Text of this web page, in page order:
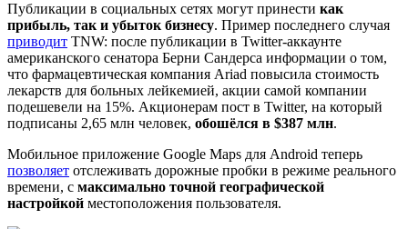
Публикации в социальных сетях могут принести как
прибыль, так и убыток бизнесу. Пример последнего случая
приводит TNW: после публикации в Twitter-аккаунте
американского сенатора Берни Сандерса информации о том,
что фармацевтическая компания Ariad повысила стоимость
лекарств для больных лейкемией, акции самой компании
подешевели на 15%. Акционерам пост в Twitter, на который
подписаны 2,65 млн человек, обошёлся в $387 млн.
Мобильное приложение Google Maps для Android теперь
позволяет отслеживать дорожные пробки в режиме реального
времени, с максимально точной географической
настройкой местоположения пользователя.